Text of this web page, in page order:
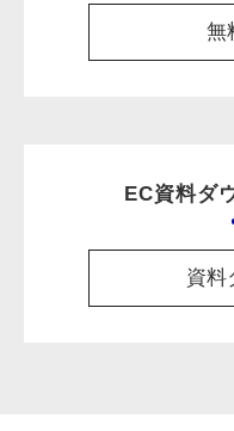
無
EC資料ダ
資料